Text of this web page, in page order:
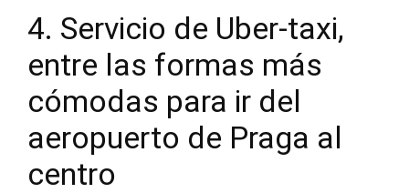
4. Servicio de Uber-taxi,
entre las formas más
cómodas para ir del
aeropuerto de Praga al
centro